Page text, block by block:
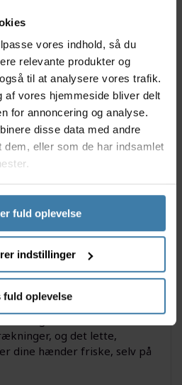
vores indhold, så du
relevante produkter og
til at analysere vores trafik.
af vores hjemmeside bliver delt
for annoncering og analyse.
disse data med andre
dem, eller som de har indsamlet
fuld oplevelse
indstillinger
fuld oplevelse
kontrol over styret,
og
Handskerne er lavet
en præcis pasform, der
på både korte og
giver god ventilation
puder for maksimal komfort
panel på tommelfingeren
korte fingre for frihed og
for længere holdbarhed
til både nybegyndere og
på landevej eller til
design støtter dine
og det lette,
dine hænder friske, selv på